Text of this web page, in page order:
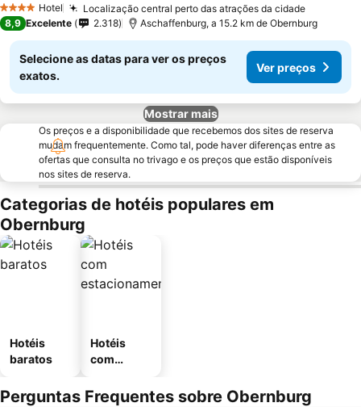
4 EstrelasHotel Localização central perto das atrações da cidade
8,9 Excelente 2.318 Aschaffenburg, a 15.2 km de Obernburg
Selecione as datas para ver os preços
exatos.
Ver preços
Mostrar mais
Os preços e a disponibilidade que recebemos dos sites de reserva
mudam frequentemente. Como tal, pode haver diferenças entre as
ofertas que consulta no trivago e os preços que estão disponíveis
nos sites de reserva.
Categorias de hotéis populares em
Obernburg
Hotéis
baratos
Hotéis
com
mento
Perguntas Frequentes sobre Obernburg